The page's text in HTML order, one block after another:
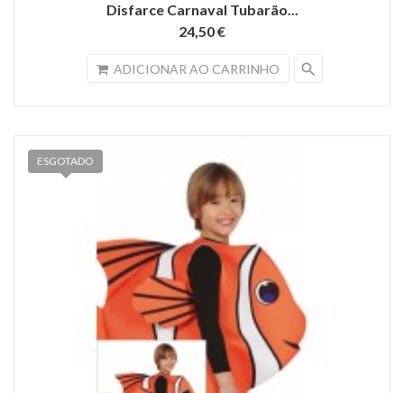
Disfarce Carnaval Tubarão...
24,50 €
ADICIONAR AO CARRINHO search
ESGOTADO